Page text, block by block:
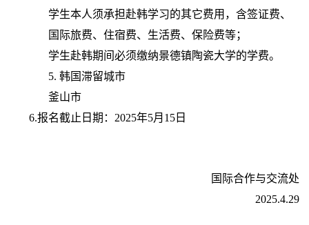
学生本人须承担赴韩学习的其它费用，含签证费、
国际旅费、住宿费、生活费、保险费等；
学生赴韩期间必须缴纳景德镇陶瓷大学的学费。
5. 韩国滞留城市
釜山市
6.报名截止日期： 2025年5月 15日
国际合作与交流处
2025.4.29